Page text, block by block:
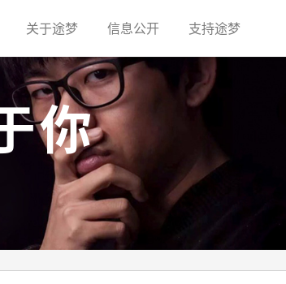
关于途梦(current)信息公开(current)支持途梦(current)
你